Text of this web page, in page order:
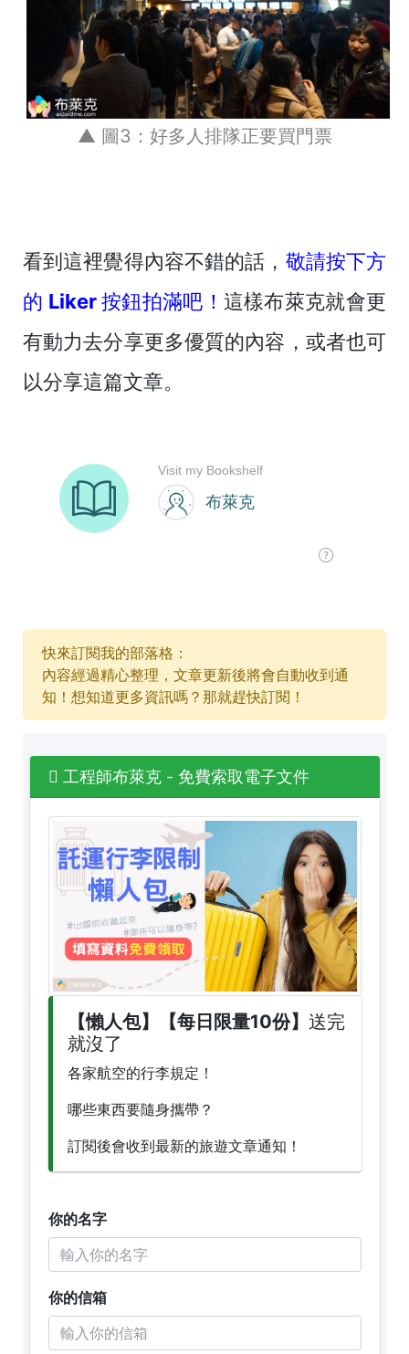
▲ 圖3：好多人排隊正要買門票
看到這裡覺得內容不錯的話， 敬請按下方
的 Liker 按鈕拍滿吧！ 這樣布萊克就會更
有動力去分享更多優質的內容，或者也可
以分享這篇文章。
快來訂閱我的部落格：
內容經過精心整理，文章更新後將會自動收到通
知！想知道更多資訊嗎？那就趕快訂閱！